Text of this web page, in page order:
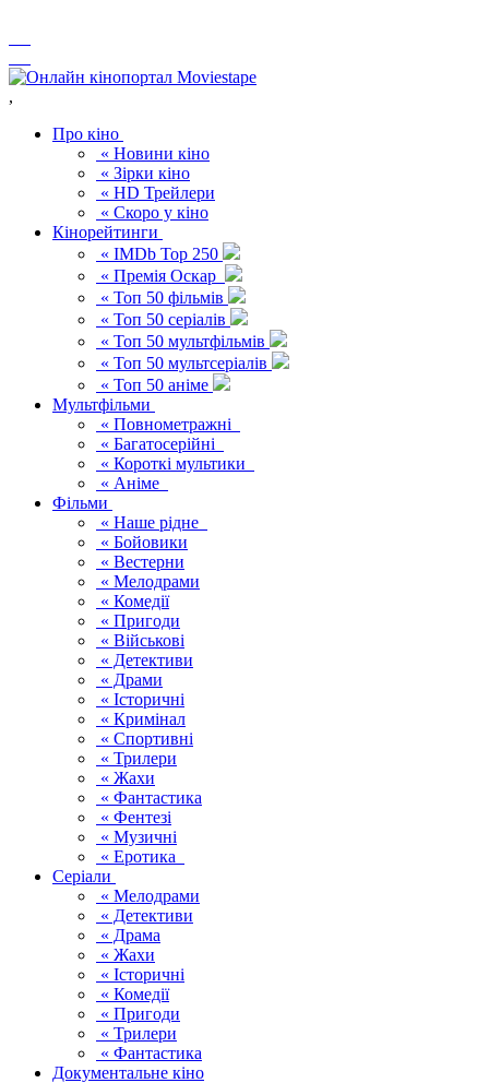
,
Про кіно
« Новини кіно
« Зірки кіно
« HD Трейлери
« Скоро у кіно
Кінорейтинги
« IMDb Top 250
« Премія Оскар
« Топ 50 фільмів
« Топ 50 серіалів
« Топ 50 мультфільмів
« Топ 50 мультсеріалів
« Топ 50 аніме
Мультфільми
« Повнометражні
« Багатосерійні
« Короткі мультики
« Аніме
Фільми
« Наше рідне
« Бойовики
« Вестерни
« Мелодрами
« Комедії
« Пригоди
« Військові
« Детективи
« Драми
« Історичні
« Кримінал
« Спортивні
« Трилери
« Жахи
« Фантастика
« Фентезі
« Музичні
« Еротика
Серіали
« Мелодрами
« Детективи
« Драма
« Жахи
« Історичні
« Комедії
« Пригоди
« Трилери
« Фантастика
Документальне кіно